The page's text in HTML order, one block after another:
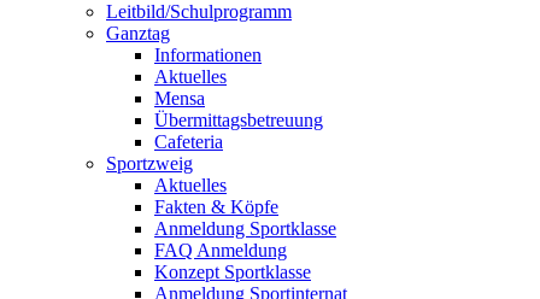
Leitbild/Schulprogramm
Ganztag
Informationen
Aktuelles
Mensa
Übermittagsbetreuung
Cafeteria
Sportzweig
Aktuelles
Fakten & Köpfe
Anmeldung Sportklasse
FAQ Anmeldung
Konzept Sportklasse
Anmeldung Sportinternat